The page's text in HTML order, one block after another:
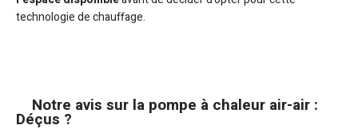
technologie de chauffage.
Notre avis sur la pompe à chaleur air-air :
Déçus ?